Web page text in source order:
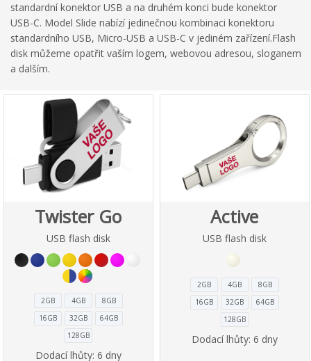
standardní konektor USB a na druhém konci bude konektor
USB-C. Model Slide nabízí jedinečnou kombinaci konektoru
standardního USB, Micro-USB a USB-C v jediném zařízení.Flash
disk můžeme opatřit vaším logem, webovou adresou, sloganem
a dalším.
Twister Go
USB flash disk
2GB 4GB
8GB
16GB
32GB
64GB
128GB
Dodací lhůty: 6 dny
Active
USB flash disk
2GB 4GB
8GB
16GB
32GB
64GB
128GB
Dodací lhůty: 6 dny